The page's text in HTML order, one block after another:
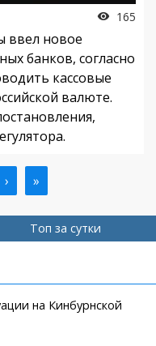
165
ввел новое
банков, согласно
кассовые
валюте.
Следующая
страница
› Последняя
страница
»
Топ за сутки
на Кинбурнской